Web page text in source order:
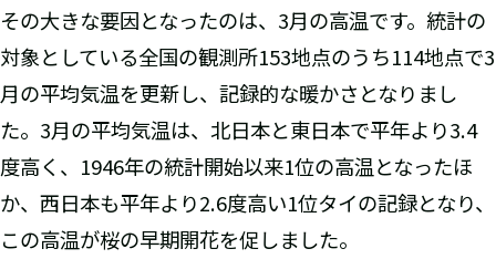
その大きな要因となったのは、3月の高温です。統計の
対象としている全国の観測所153地点のうち114地点で3
月の平均気温を更新し、記録的な暖かさとなりまし
た。3月の平均気温は、北日本と東日本で平年より3.4
度高く、1946年の統計開始以来1位の高温となったほ
か、西日本も平年より2.6度高い1位タイの記録となり、
この高温が桜の早期開花を促しました。